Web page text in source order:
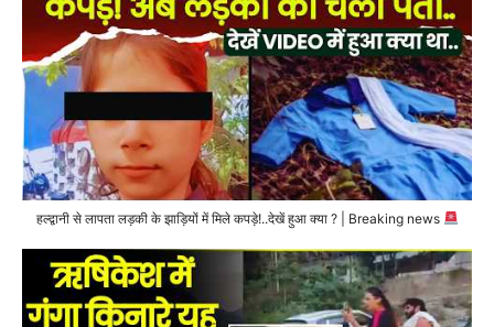
हल्द्वानी से लापता लड़की के झाड़ियों में मिले कपड़े!..देखें हुआ क्या ? | Breaking news